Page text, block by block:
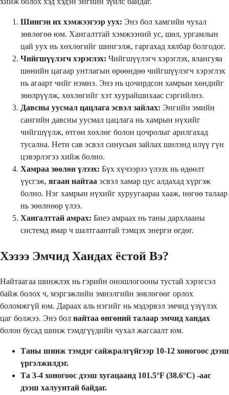
Шингэн их хэмжээгээр уух: Энэ бол хамгийн чухал
зөвлөгөө юм. Хангалттай хэмжээний ус, шөл, ургамлын
цай уух нь хөхлөгийг шингэлж, гаргахад хялбар болгодог.
Чийгшүүлэгч хэрэглэх: Чийгшүүлэгч хэрэглэх, ялангуяа
шөнийн цагаар унтлагын өрөөндөө чийгшүүлэгч хэрэглэх
нь агаарт чийг нэмнэ. Энэ нь цочирдсон хамрын хөндийг
зөөлрүүлж, хөхлөгийг хэт хуурайшихаас сэргийлнэ.
Давсны уусмал цацлага эсвэл зайлах: Энгийн эмийн
сангийн давсны уусмал цацлага нь хамрын нүхийг
чийгшүүлж, өтгөн хөхлөг болон цочролыг арилгахад
тусална. Нети сав эсвэл синусын зайлах шилэнд илүү гүн
цэвэрлэгээ хийж болно.
Хамраа зөөлөн үлээх: Бүх хүчээрээ үлээх нь өдөөлт
үүсгэж, ягаан найтаа эсвэл хамар цус алдахад хүргэж
болно. Нэг хамрын нүхийг хуруугаараа хааж, нөгөө талаар
нь зөөлнөөр үлээ.
Хангалттай амрах: Биеэ амраах нь таны дархлааны
системд ямар ч шалтгаантай тэмцэх энерги өгдөг.
Хэзээ Эмчид Хандах ёстой Вэ?
Найтаагаа шинжлэх нь гэрийн оношлогооны тустай хэрэгсэл
байж болох ч, мэргэжлийн эмнэлгийн зөвлөгөөг орлох
боломжгүй юм. Дараах аль нэгийг нь мэдэрвэл эмчид үзүүлэх
цаг болжээ. Энэ бол найтаа өнгөний талаар эмчид хандах
болон бусад шинж тэмдгүүдийн чухал жагсаалт юм.
Таны шинж тэмдэг сайжралгүйгээр 10-12 хоногоос дээш
үргэлжилдэг.
Та 3-4 хоногоос дээш хугацаанд 101.5°F (38.6°C) -аас
дээш халуунтай байдаг.